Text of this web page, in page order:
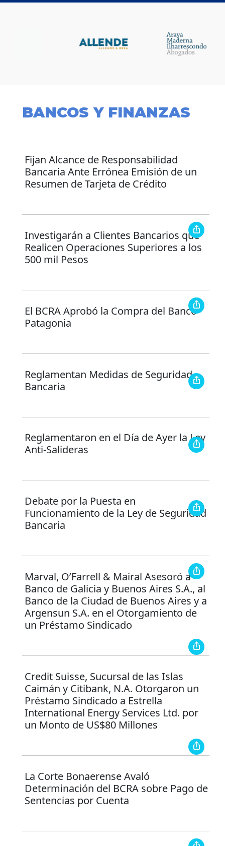
BANCOS Y FINANZAS
Fijan Alcance de Responsabilidad
Bancaria Ante Errónea Emisión de un
Resumen de Tarjeta de Crédito
Investigarán a Clientes Bancarios que
Realicen Operaciones Superiores a los
500 mil Pesos
El BCRA Aprobó la Compra del Banco
Patagonia
Reglamentan Medidas de Seguridad
Bancaria
Reglamentaron en el Día de Ayer la Ley
Anti-Salideras
Debate por la Puesta en
Funcionamiento de la Ley de Seguridad
Bancaria
Marval, O’Farrell & Mairal Asesoró a
Banco de Galicia y Buenos Aires S.A., al
Banco de la Ciudad de Buenos Aires y a
Argensun S.A. en el Otorgamiento de
un Préstamo Sindicado
Credit Suisse, Sucursal de las Islas
Caimán y Citibank, N.A. Otorgaron un
Préstamo Sindicado a Estrella
International Energy Services Ltd. por
un Monto de US$80 Millones
La Corte Bonaerense Avaló
Determinación del BCRA sobre Pago de
Sentencias por Cuenta